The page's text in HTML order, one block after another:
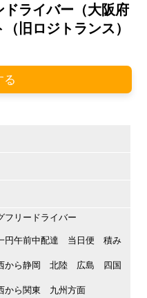
ドライバー（大阪府
旧ロジトランス）
る
フリードライバー
円午前中配達 当日便 積み
から静岡 北陸 広島 四国
から関東 九州方面